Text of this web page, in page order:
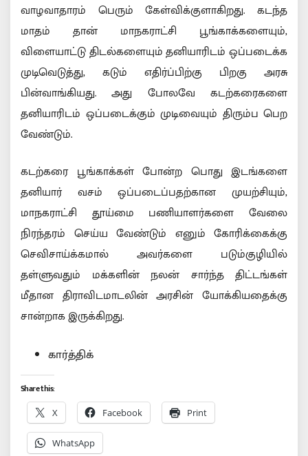
வாழவாதாரம் பெரும் கேள்விக்குளாகிறது. கடந்த
மாதம் தான் மாநகராட்சி பூங்காக்களையும்,
விளையாட்டு திடல்களையும் தனியாரிடம் ஒப்படைக்க
முடிவெடுத்து, கடும் எதிர்ப்பிற்கு பிறகு அரசு
பின்வாங்கியது. அது போலவே கடற்கரைகளை
தனியாரிடம் ஒப்படைக்கும் முடிவையும் திரும்ப பெற
வேண்டும்.
கடற்கரை பூங்காக்கள் போன்ற பொது இடங்களை
தனியார் வசம் ஒப்படைப்பதற்கான முயற்சியும்,
மாநகராட்சி தூய்மை பணியாளர்களை வேலை
நிரந்தரம் செய்ய வேண்டும் எனும் கோரிக்கைக்கு
செவிசாய்க்கமால் அவர்களை படும்குழியில்
தள்ளுவதும் மக்களின் நலன் சார்ந்த திட்டங்கள்
மீதான திராவிடமாடலின் அரசின் யோக்கியதைக்கு
சான்றாக இருக்கிறது.
கார்த்திக்
Share this:
X Facebook Print
WhatsApp